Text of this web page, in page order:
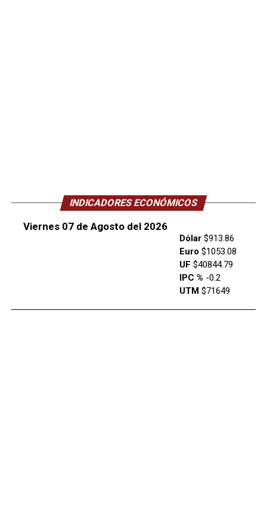
INDICADORES ECONÓMICOS
Viernes 07 de Agosto del 2026
Dólar$913.86
Euro $1053.08
UF $40844.79
IPC % -0.2
UTM$71649